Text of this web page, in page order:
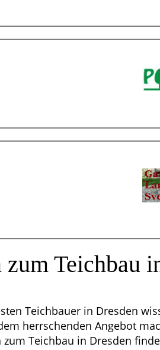
Teichbau
Teichbauer in Dresden
herrschenden Angebot
Teichbau in Dresden